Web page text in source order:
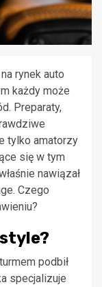
rynek auto
każdy może
Preparaty,
tylko amatorzy
się w tym
nawiązał
Czego
podbił
specjalizuje